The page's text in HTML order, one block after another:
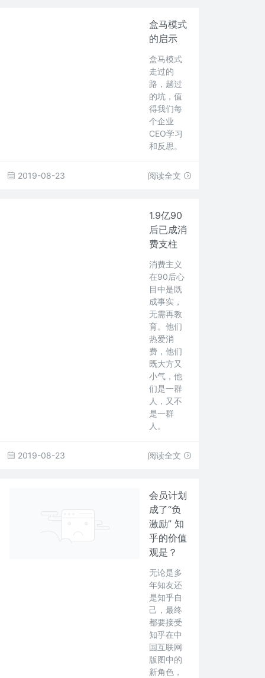
盒马模式
的启示
盒马模式
走过的
路，趟过
的坑，值
得我们每
个企业
CEO学习
和反思。
2019-08-23 阅读全文
1.9亿90
后已成消
费支柱
消费主义
在90后心
目中是既
成事实，
无需再教
育。他们
热爱消
费，他们
既大方又
小气，他
们是一群
人，又不
是一群
人。
2019-08-23 阅读全文
会员计划
成了“负
激励” 知
乎的价值
观是？
无论是多
年知友还
是知乎自
己，最终
都要接受
知乎在中
国互联网
版图中的
新角色，